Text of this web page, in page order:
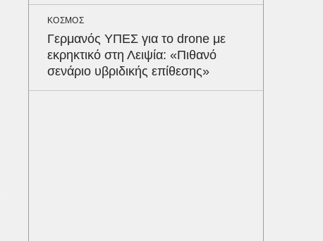
ΚΟΣΜΟΣ
Γερμανός ΥΠΕΣ για το drone με
εκρηκτικό στη Λειψία: «Πιθανό
σενάριο υβριδικής επίθεσης»